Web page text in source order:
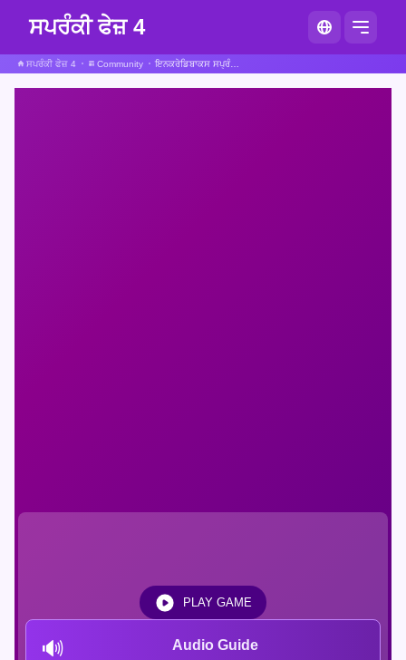
ਸਪਰੰਕੀ ਫੇਜ਼ 4
ਸਪਰੰਕੀ ਫੇਜ਼ 4 Community
🔊 Audio Guide
PLAY GAME